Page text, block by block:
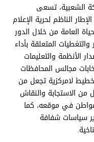
الشعبية، تسعى
الناظم لحرية الإعلام
العامة من خلال الدور
المتعلقة بأداء
الأنظمة والتعليمات
مجالس المحافظات
تخطيط لامركزية تجعل من
من الاستجابة والنقاش
في موقعه، كما
سياسات شفافة